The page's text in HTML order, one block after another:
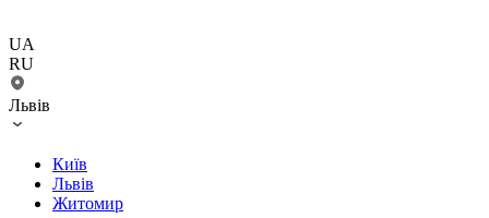
UA
RU
Львів
Київ
Львів
Житомир